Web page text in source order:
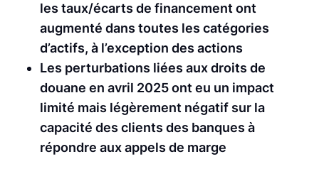
les taux/écarts de financement ont
augmenté dans toutes les catégories
d’actifs, à l’exception des actions
Les perturbations liées aux droits de
douane en avril 2025 ont eu un impact
limité mais légèrement négatif sur la
capacité des clients des banques à
répondre aux appels de marge